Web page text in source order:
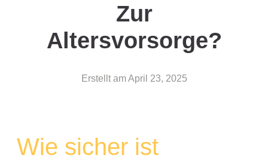
Zur
Altersvorsorge?
Erstellt am April 23, 2025
Wie sicher ist